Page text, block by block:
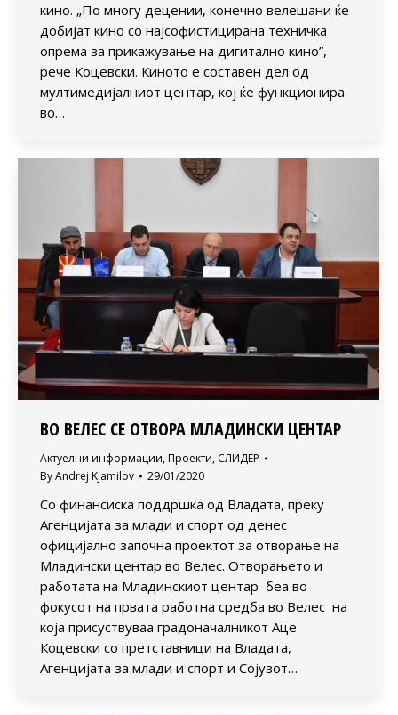
кино. „По многу децении, конечно велешани ќе
добијат кино со најсофистицирана техничка
опрема за прикажување на дигитално кино”,
рече Коцевски. Киното е составен дел од
мултимедијалниот центар, кој ќе функционира
во…
ВО ВЕЛЕС СЕ ОТВОРА МЛАДИНСКИ ЦЕНТАР
Актуелни информации, Проекти, СЛИДЕР
ByAndrej Kjamilov 29/01/2020
Со финансиска поддршка од Владата, преку
Агенцијата за млади и спорт од денес
официјално започна проектот за отворање на
Младински центар во Велес. Отворањето и
работата на Младинскиот центар беа во
фокусот на првата работна средба во Велес на
која присуствуваа градоначалникот Аце
Коцевски со претставници на Владата,
Агенцијата за млади и спорт и Сојузот…